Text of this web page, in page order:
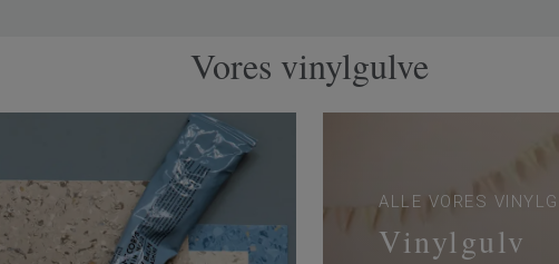
Vores vinylgulve
ALLE VORES
Vinylgulv